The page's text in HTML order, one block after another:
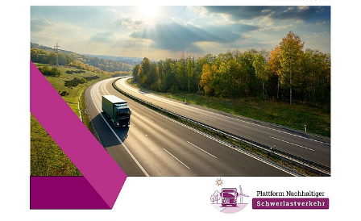
01.12.22 PUBLIKATION
POSITIONSPAPIER: 10-Punkte-Plan für
einen nachhaltigen Schwerlastverkehr